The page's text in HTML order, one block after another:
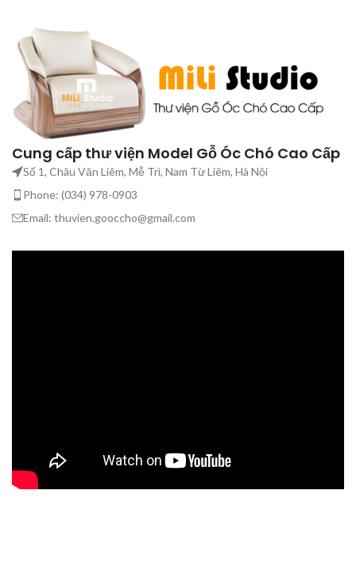
Cung cấp thư viện Model Gỗ Óc Chó Cao Cấp
Số 1, Châu Văn Liêm, Mễ Trì, Nam Từ Liêm, Hà Nội
Phone: (034) 978-0903
Email: thuvien.gooccho@gmail.com